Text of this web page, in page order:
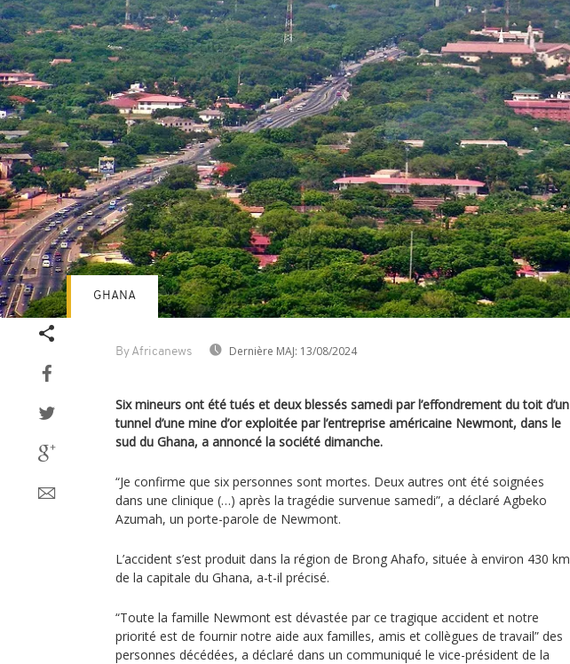
By Africanews Dernière MAJ: 13/08/2024
GHANA
Six mineurs ont été tués et deux blessés samedi par l’effondrement du toit d’un
tunnel d’une mine d’or exploitée par l’entreprise américaine Newmont, dans le
sud du Ghana, a annoncé la société dimanche.
“Je confirme que six personnes sont mortes. Deux autres ont été soignées
dans une clinique (…) après la tragédie survenue samedi”, a déclaré Agbeko
Azumah, un porte-parole de Newmont.
L’accident s’est produit dans la région de Brong Ahafo, située à environ 430 km
de la capitale du Ghana, a-t-il précisé.
“Toute la famille Newmont est dévastée par ce tragique accident et notre
priorité est de fournir notre aide aux familles, amis et collègues de travail” des
personnes décédées, a déclaré dans un communiqué le vice-président de la